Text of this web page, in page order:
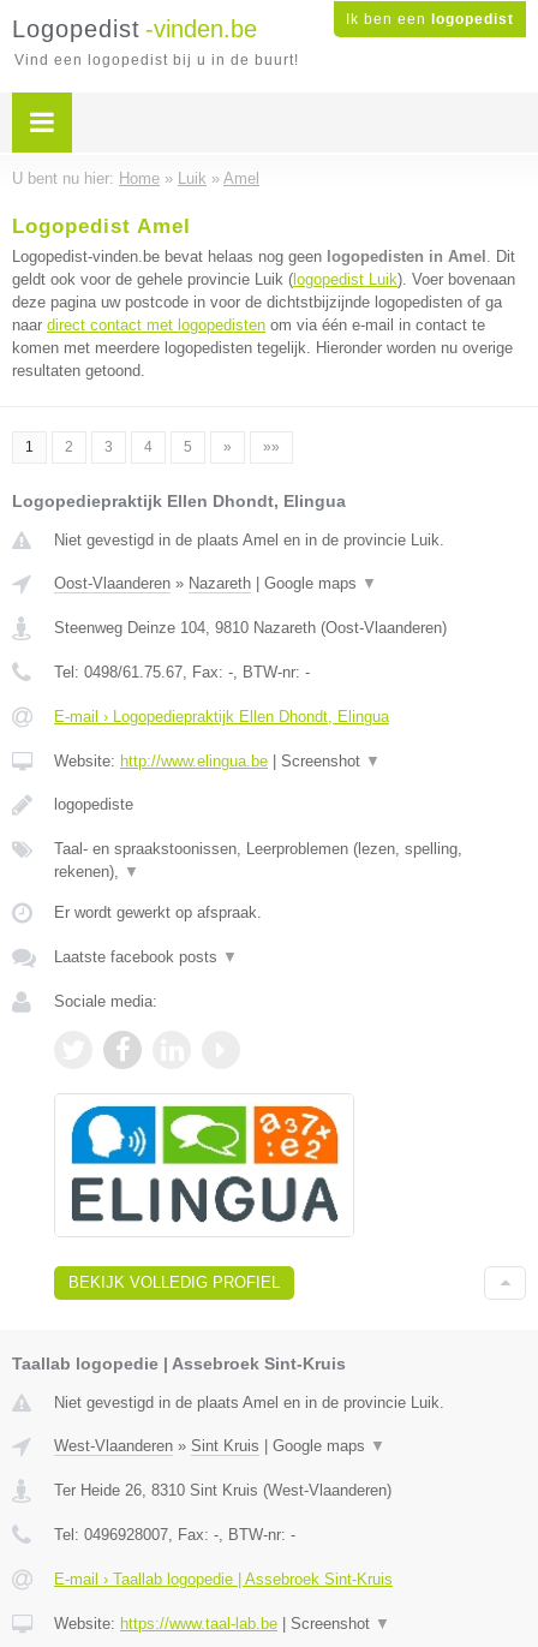
Ik ben een logopedist
Logopedist -vinden.be
Vind een logopedist bij u in de buurt!
U bent nu hier: Home » Luik » Amel
Logopedist Amel
Logopedist-vinden.be bevat helaas nog geen logopedisten in Amel . Dit
geldt ook voor de gehele provincie Luik ( logopedist Luik). Voer bovenaan
deze pagina uw postcode in voor de dichtstbijzijnde logopedisten of ga
naar direct contact met logopedisten om via één e-mail in contact te
komen met meerdere logopedisten tegelijk. Hieronder worden nu overige
resultaten getoond.
1 2 3 4 5 » »»
Logopediepraktijk Ellen Dhondt, Elingua
Niet gevestigd in de plaats Amel en in de provincie Luik.
Oost-Vlaanderen » Nazareth Google maps ▼
Steenweg Deinze 104, 9810 Nazareth (Oost-Vlaanderen)
Tel: 0498/61.75.67, Fax: -, BTW-nr: -
E-mail › Logopediepraktijk Ellen Dhondt, Elingua
Website: http://www.elingua.be Screenshot ▼
logopediste
Taal- en spraakstoonissen, Leerproblemen (lezen, spelling,
rekenen), ▼
Er wordt gewerkt op afspraak.
Laatste facebook posts ▼
Sociale media:
BEKIJK VOLLEDIG PROFIEL
Taallab logopedie | Assebroek Sint-Kruis
Niet gevestigd in de plaats Amel en in de provincie Luik.
West-Vlaanderen » Sint Kruis Google maps ▼
Ter Heide 26, 8310 Sint Kruis (West-Vlaanderen)
Tel: 0496928007, Fax: -, BTW-nr: -
E-mail › Taallab logopedie | Assebroek Sint-Kruis
Website: https://www.taal-lab.be Screenshot ▼